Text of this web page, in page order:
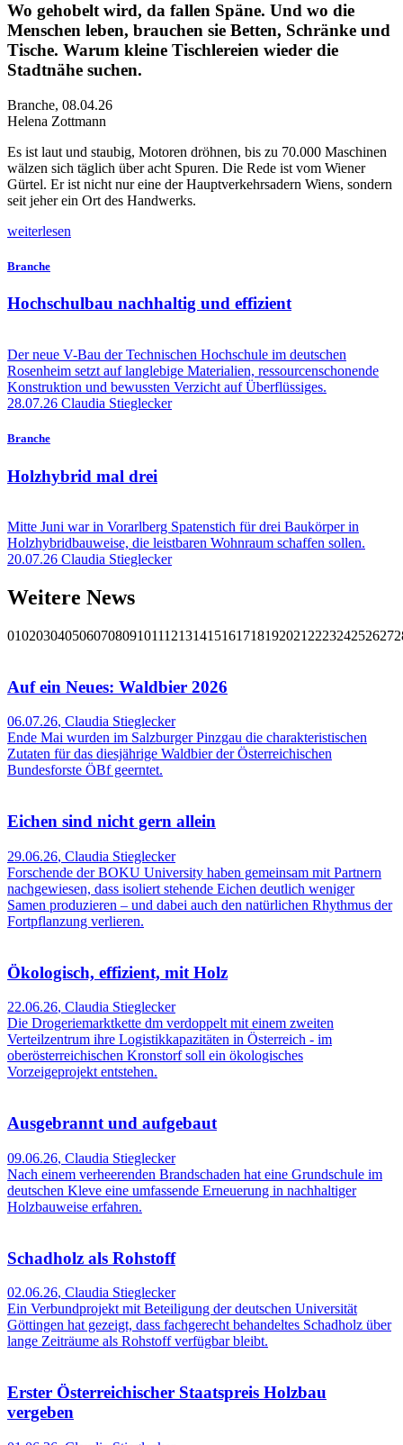
Wo gehobelt wird, da fallen Späne. Und wo die
Menschen leben, brauchen sie Betten, Schränke und
Tische. Warum kleine Tischlereien wieder die
Stadtnähe suchen.
Branche, 08.04.26
Helena Zottmann
Es ist laut und staubig, Motoren dröhnen, bis zu 70.000 Maschinen
wälzen sich täglich über acht Spuren. Die Rede ist vom Wiener
Gürtel. Er ist nicht nur eine der Hauptverkehrsadern Wiens, sondern
seit jeher ein Ort des Handwerks.
weiterlesen
Branche
Hochschulbau nachhaltig und effizient
Der neue V-Bau der Technischen Hochschule im deutschen
Rosenheim setzt auf langlebige Materialien, ressourcenschonende
Konstruktion und bewussten Verzicht auf Überflüssiges.
28.07.26 Claudia Stieglecker
Branche
Holzhybrid mal drei
Mitte Juni war in Vorarlberg Spatenstich für drei Baukörper in
Holzhybridbauweise, die leistbaren Wohnraum schaffen sollen.
20.07.26 Claudia Stieglecker
Weitere News
010203040506070809101112131415161718192021 222324252627
Auf ein Neues: Waldbier 2026
06.07.26, Claudia Stieglecker
Ende Mai wurden im Salzburger Pinzgau die charakteristischen
Zutaten für das diesjährige Waldbier der Österreichischen
Bundesforste ÖBf geerntet.
Eichen sind nicht gern allein
29.06.26, Claudia Stieglecker
Forschende der BOKU University haben gemeinsam mit Partnern
nachgewiesen, dass isoliert stehende Eichen deutlich weniger
Samen produzieren – und dabei auch den natürlichen Rhythmus der
Fortpflanzung verlieren.
Ökologisch, effizient, mit Holz
22.06.26, Claudia Stieglecker
Die Drogeriemarktkette dm verdoppelt mit einem zweiten
Verteilzentrum ihre Logistikkapazitäten in Österreich - im
oberösterreichischen Kronstorf soll ein ökologisches
Vorzeigeprojekt entstehen.
Ausgebrannt und aufgebaut
09.06.26, Claudia Stieglecker
Nach einem verheerenden Brandschaden hat eine Grundschule im
deutschen Kleve eine umfassende Erneuerung in nachhaltiger
Holzbauweise erfahren.
Schadholz als Rohstoff
02.06.26, Claudia Stieglecker
Ein Verbundprojekt mit Beteiligung der deutschen Universität
Göttingen hat gezeigt, dass fachgerecht behandeltes Schadholz über
lange Zeiträume als Rohstoff verfügbar bleibt.
Erster Österreichischer Staatspreis Holzbau
vergeben